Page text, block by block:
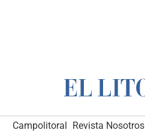
Campolitoral Revista Nosotros